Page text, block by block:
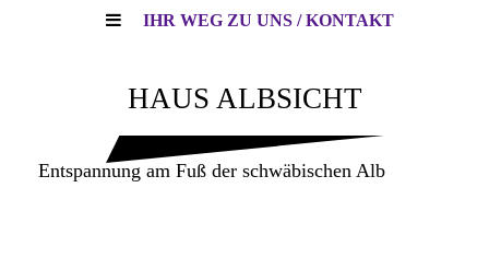
IHR WEG ZU UNS / KONTAKT
HAUS ALBSICHT
Entspannung am Fuß der schwäbischen Alb